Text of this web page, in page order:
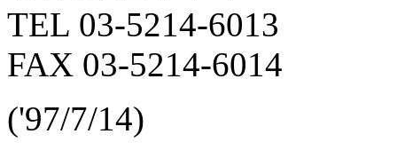
TEL 03-5214-6013
FAX 03-5214-6014
('97/7/14)